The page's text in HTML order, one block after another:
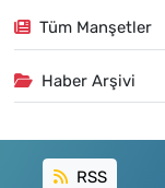
Tüm Manşetler
Haber Arşivi
RSS